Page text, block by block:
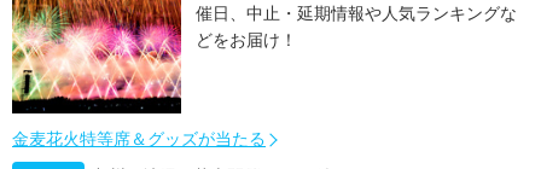
催日、中止・延期情報や人気ランキングな
どをお届け！
金麦花火特等席＆グッズが当たる